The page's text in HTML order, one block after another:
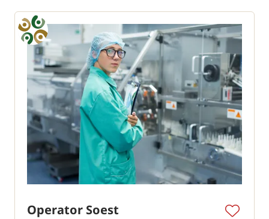
Operator Soest